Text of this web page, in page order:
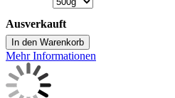
Ausverkauft
In den Warenkorb
Mehr Informationen